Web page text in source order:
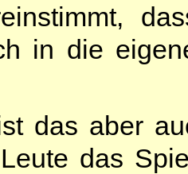
in die
das aber
das